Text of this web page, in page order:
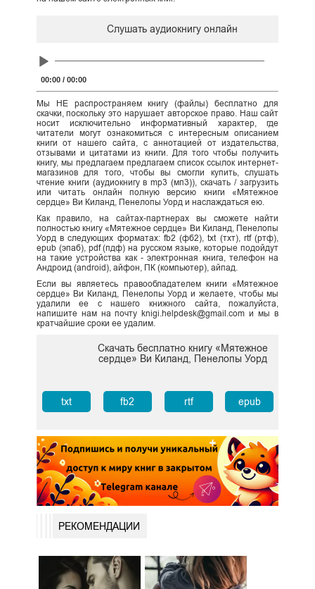
Слушать аудиокнигу онлайн
Audio
00:00/ 00:00
Мы НЕ распространяем книгу (файлы) бесплатно для
скачки, поскольку это нарушает авторское право. Наш сайт
носит исключительно информативный характер, где
читатели могут ознакомиться с интересным описанием
книги от нашего сайта, с аннотацией от издательства,
отзывами и цитатами из книги. Для того чтобы получить
книгу, мы предлагаем предлагаем список ссылок интернет-
магазинов для того, чтобы вы смогли купить, слушать
чтение книги (аудиокнигу в mp3 (мп3)), скачать / загрузить
или читать онлайн полную версию книги «Мятежное
сердце» Ви Киланд, Пенелопы Уорд и наслаждаться ею.
Как правило, на сайтах-партнерах вы сможете найти
полностью книгу «Мятежное сердце» Ви Киланд, Пенелопы
Уорд в следующих форматах: fb2 (фб2), txt (тхт), rtf (ртф),
epub (эпаб), pdf (пдф) на русском языке, которые подойдут
на такие устройства как - электронная книга, телефон на
Андроид (android), айфон, ПК (компьютер), айпад.
Если вы являетесь правообладателем книги «Мятежное
сердце» Ви Киланд, Пенелопы Уорд и желаете, чтобы мы
удалили ее с нашего книжного сайта, пожалуйста,
напишите нам на почту knigi.helpdesk@gmail.com и мы в
кратчайшие сроки ее удалим.
Скачать бесплатно книгу «Мятежное
сердце» Ви Киланд, Пенелопы Уорд
txt fb2 rtf epub
РЕКОМЕНДАЦИИ